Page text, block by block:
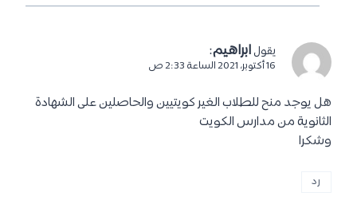
يقول ابراهيم:
16 أكتوبر، 2021 الساعة 2:33 ص
هل يوجد منح للطلاب الغير كويتيين والحاصلين على الشهادة
الثانوية من مدارس الكويت
وشكرا
رد